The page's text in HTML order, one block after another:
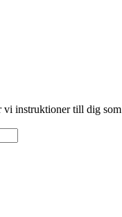
vi instruktioner till dig som